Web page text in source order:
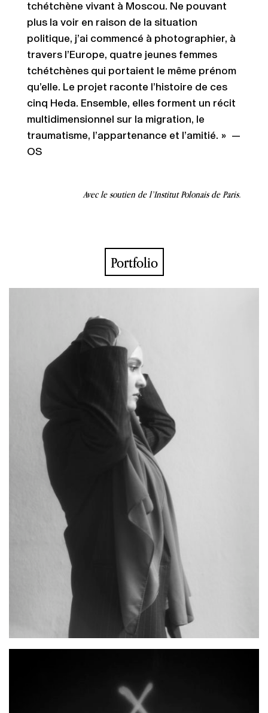
tchétchène vivant à Moscou. Ne pouvant
plus la voir en raison de la situation
politique, j’ai commencé à photographier, à
travers l’Europe, quatre jeunes femmes
tchétchènes qui portaient le même prénom
qu’elle. Le projet raconte l’histoire de ces
cinq Heda. Ensemble, elles forment un récit
multidimensionnel sur la migration, le
traumatisme, l’appartenance et l’amitié. » —
OS
Avec le soutien de l’Institut Polonais de Paris.
Portfolio